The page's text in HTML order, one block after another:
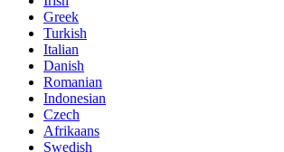
Greek
Turkish
Italian
Danish
Romanian
Indonesian
Czech
Afrikaans
Swedish